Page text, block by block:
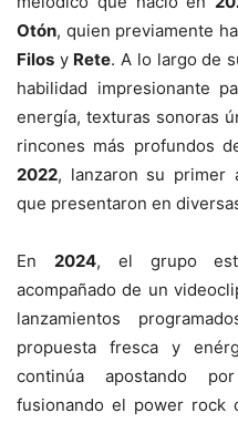
Otón, quien previamente
Filos y Rete. A lo largo de
habilidad impresionante
energía, texturas sonoras
rincones más profundos
2022, lanzaron su primer
que presentaron en
En 2024, el grupo
acompañado de un
lanzamientos
propuesta fresca y
continúa apostando
fusionando el power rock